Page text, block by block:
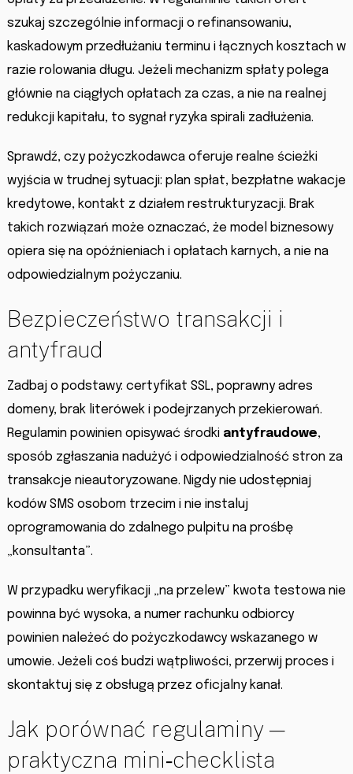
szukaj szczególnie informacji o refinansowaniu,
kaskadowym przedłużaniu terminu i łącznych kosztach w
razie rolowania długu. Jeżeli mechanizm spłaty polega
głównie na ciągłych opłatach za czas, a nie na realnej
redukcji kapitału, to sygnał ryzyka spirali zadłużenia.
Sprawdź, czy pożyczkodawca oferuje realne ścieżki
wyjścia w trudnej sytuacji: plan spłat, bezpłatne wakacje
kredytowe, kontakt z działem restrukturyzacji. Brak
takich rozwiązań może oznaczać, że model biznesowy
opiera się na opóźnieniach i opłatach karnych, a nie na
odpowiedzialnym pożyczaniu.
Bezpieczeństwo transakcji i
antyfraud
Zadbaj o podstawy: certyfikat SSL, poprawny adres
domeny, brak literówek i podejrzanych przekierowań.
Regulamin powinien opisywać środki antyfraudowe,
sposób zgłaszania nadużyć i odpowiedzialność stron za
transakcje nieautoryzowane. Nigdy nie udostępniaj
kodów SMS osobom trzecim i nie instaluj
oprogramowania do zdalnego pulpitu na prośbę
„konsultanta”.
W przypadku weryfikacji „na przelew” kwota testowa nie
powinna być wysoka, a numer rachunku odbiorcy
powinien należeć do pożyczkodawcy wskazanego w
umowie. Jeżeli coś budzi wątpliwości, przerwij proces i
skontaktuj się z obsługą przez oficjalny kanał.
Jak porównać regulaminy —
praktyczna mini‑checklista